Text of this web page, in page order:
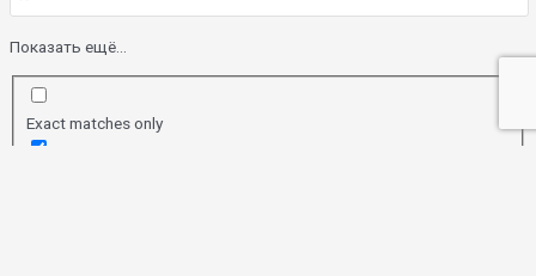
Показать ещё...
Exact matches only